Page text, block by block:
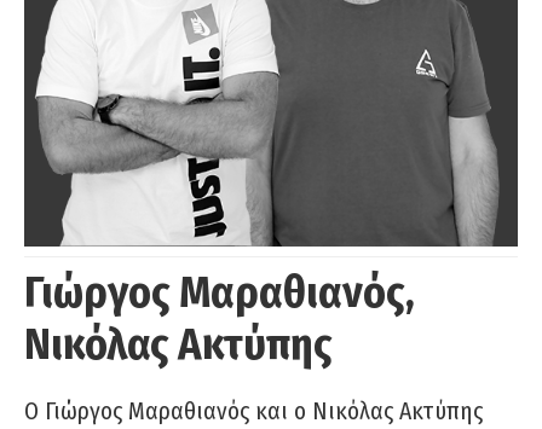
Γιώργος Μαραθιανός,
Νικόλας Ακτύπης
Ο Γιώργος Μαραθιανός και ο Νικόλας Ακτύπης